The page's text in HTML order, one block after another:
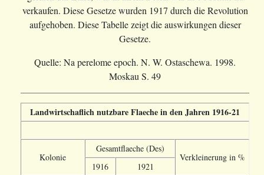
verkaufen. Diese Gesetze wurden 1917 durch die Revolution
aufgehoben. Diese Tabelle zeigt die auswirkungen dieser
Gesetze.
Quelle: Na perelome epoch. N. W. Ostaschewa. 1998.
Moskau S. 49
Landwirtschaflich nutzbare Flaeche in den Jahren 1916-21
Kolonie
Gesamtflaeche (Des)
Verkleinerung in %
1916
1921